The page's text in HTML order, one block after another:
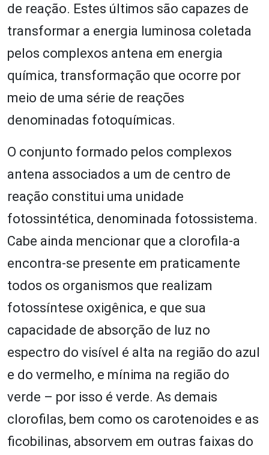
de reação. Estes últimos são capazes de
transformar a energia luminosa coletada
pelos complexos antena em energia
química, transformação que ocorre por
meio de uma série de reações
denominadas fotoquímicas.
O conjunto formado pelos complexos
antena associados a um de centro de
reação constitui uma unidade
fotossintética, denominada fotossistema.
Cabe ainda mencionar que a clorofila-a
encontra-se presente em praticamente
todos os organismos que realizam
fotossíntese oxigênica, e que sua
capacidade de absorção de luz no
espectro do visível é alta na região do azul
e do vermelho, e mínima na região do
verde – por isso é verde. As demais
clorofilas, bem como os carotenoides e as
ficobilinas, absorvem em outras faixas do